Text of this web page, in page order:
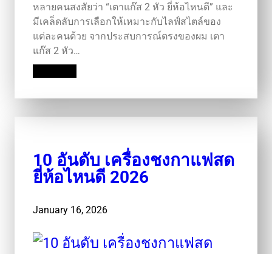
หลายคนสงสัยว่า “เตาแก๊ส 2 หัว ยี่ห้อไหนดี” และ
มีเคล็ดลับการเลือกให้เหมาะกับไลฟ์สไตล์ของ
แต่ละคนด้วย จากประสบการณ์ตรงของผม เตา
แก๊ส 2 หัว…
10 อันดับ เครื่องชงกาแฟสด
ยี่ห้อไหนดี 2026
January 16, 2026